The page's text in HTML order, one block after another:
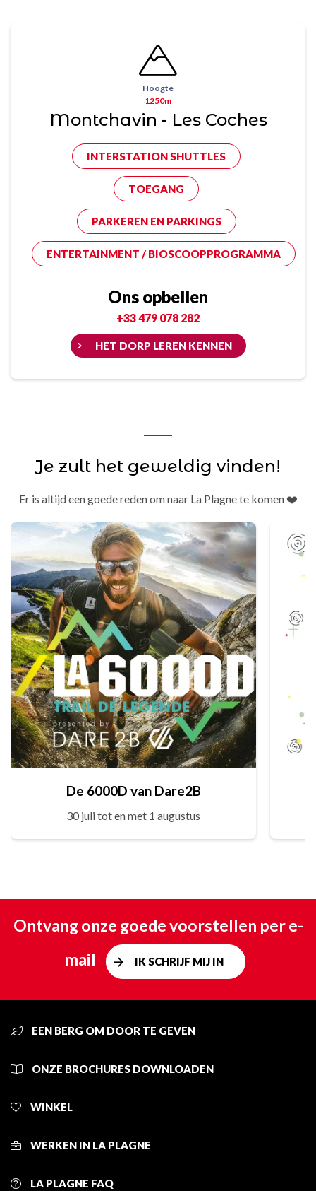
Hoogte
1250m
Montchavin - Les Coches
INTERSTATION SHUTTLES
TOEGANG
PARKEREN EN PARKINGS
ENTERTAINMENT / BIOSCOOPPROGRAMMA
Ons opbellen
+33 479 078 282
HET DORP LEREN KENNEN
Je zult het geweldig vinden!
Er is altijd een goede reden om naar La Plagne te komen ❤️
De 6000D van Dare2B
30 juli tot en met 1 augustus
Ontvang onze goede voorstellen per e-
mail
IK SCHRIJF MIJ IN
EEN BERG OM DOOR TE GEVEN
ONZE BROCHURES DOWNLOADEN
WINKEL
WERKEN IN LA PLAGNE
LA PLAGNE FAQ